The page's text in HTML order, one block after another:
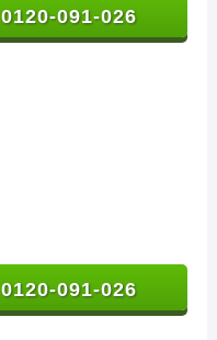
0120-091-026
0120-091-026